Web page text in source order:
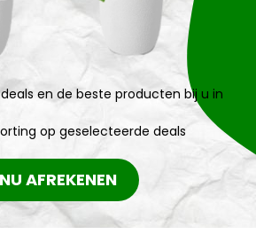
en de beste producten bij u in
op geselecteerde deals
NU AFREKENEN